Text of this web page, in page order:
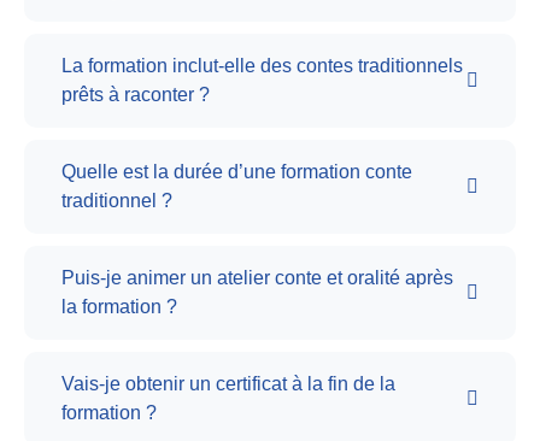
La formation inclut-elle des contes traditionnels
prêts à raconter ?
Quelle est la durée d’une formation conte
traditionnel ?
Puis-je animer un atelier conte et oralité après
la formation ?
Vais-je obtenir un certificat à la fin de la
formation ?